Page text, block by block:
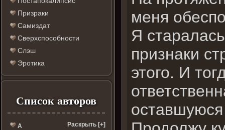
Призраки
Самиздат
Сверхспособности
Слэш
Эротика
Список авторов
А Раскрыть [+]
меня
Я
признаки
этого. И